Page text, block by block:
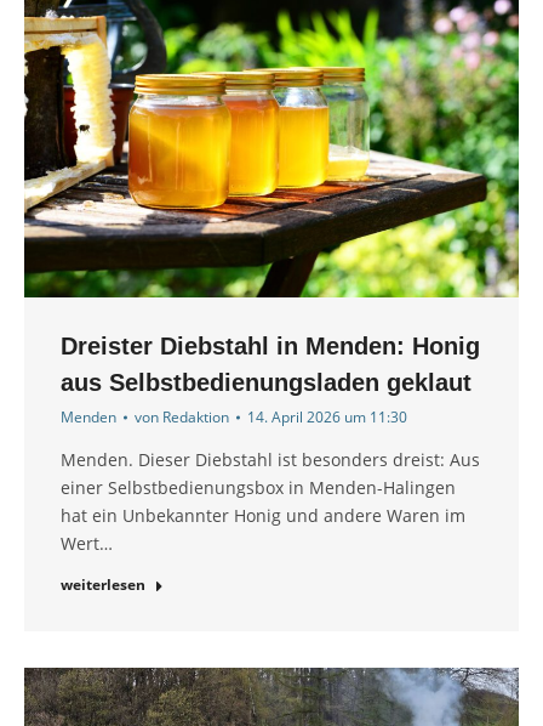
Dreister Diebstahl in Menden: Honig
aus Selbstbedienungsladen geklaut
Menden von Redaktion 14. April 2026 um 11:30
Menden. Dieser Diebstahl ist besonders dreist: Aus
einer Selbstbedienungsbox in Menden-Halingen
hat ein Unbekannter Honig und andere Waren im
Wert…
weiterlesen